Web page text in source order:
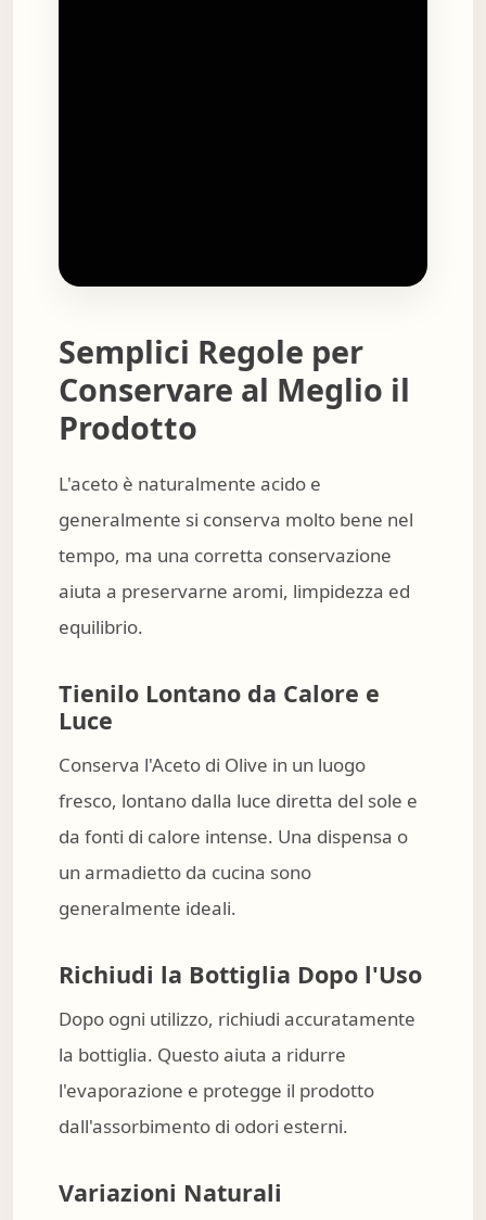
Semplici Regole per
Conservare al Meglio il
Prodotto
L'aceto è naturalmente acido e
generalmente si conserva molto bene nel
tempo, ma una corretta conservazione
aiuta a preservarne aromi, limpidezza ed
equilibrio.
Tienilo Lontano da Calore e
Luce
Conserva l'Aceto di Olive in un luogo
fresco, lontano dalla luce diretta del sole e
da fonti di calore intense. Una dispensa o
un armadietto da cucina sono
generalmente ideali.
Richiudi la Bottiglia Dopo l'Uso
Dopo ogni utilizzo, richiudi accuratamente
la bottiglia. Questo aiuta a ridurre
l'evaporazione e protegge il prodotto
dall'assorbimento di odori esterni.
Variazioni Naturali